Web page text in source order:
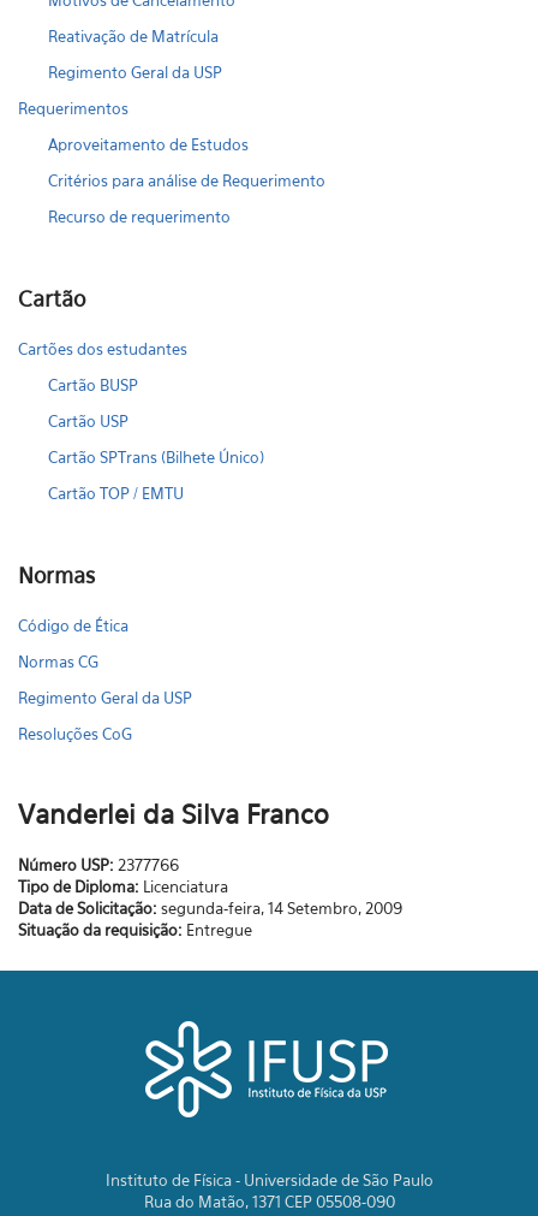
Reativação de Matrícula
Regimento Geral da USP
Requerimentos
Aproveitamento de Estudos
Critérios para análise de Requerimento
Recurso de requerimento
Cartão
Cartões dos estudantes
Cartão BUSP
Cartão USP
Cartão SPTrans (Bilhete Único)
Cartão TOP / EMTU
Normas
Código de Ética
Normas CG
Regimento Geral da USP
Resoluções CoG
Vanderlei da Silva Franco
Número USP: 2377766
Tipo de Diploma: Licenciatura
Data de Solicitação: segunda-feira, 14 Setembro, 2009
Situação da requisição: Entregue
Instituto de Física - Universidade de São Paulo
Rua do Matão, 1371 CEP 05508-090